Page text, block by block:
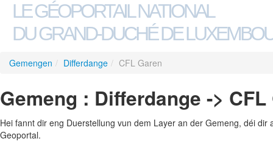
LE GÉOPORTAIL NATIONAL
DU GRAND-DUCHÉ DE
Gemengen / Differdange / CFL Garen
Gemeng : Differdange -> CFL
Hei fannt dir eng Duerstellung vun dem Layer an der Gemeng, déi
Geoportal.